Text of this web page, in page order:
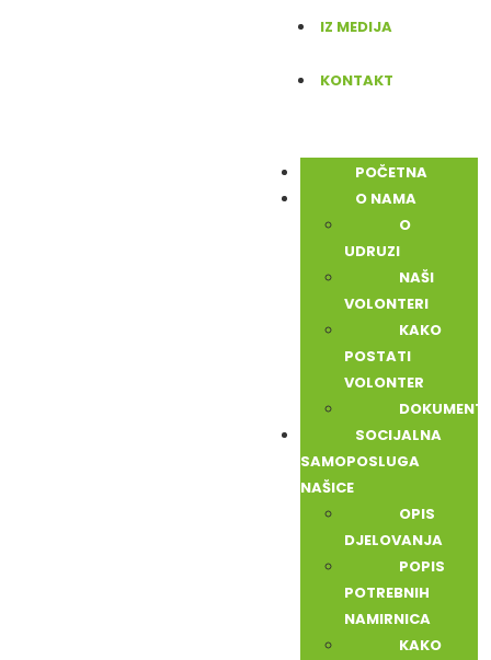
IZ MEDIJA
KONTAKT
POČETNA
O NAMA
O
UDRUZI
NAŠI
VOLONTERI
KAKO
POSTATI
VOLONTER
DOKUMENTI
SOCIJALNA
SAMOPOSLUGA
NAŠICE
OPIS
DJELOVANJA
POPIS
POTREBNIH
NAMIRNICA
KAKO